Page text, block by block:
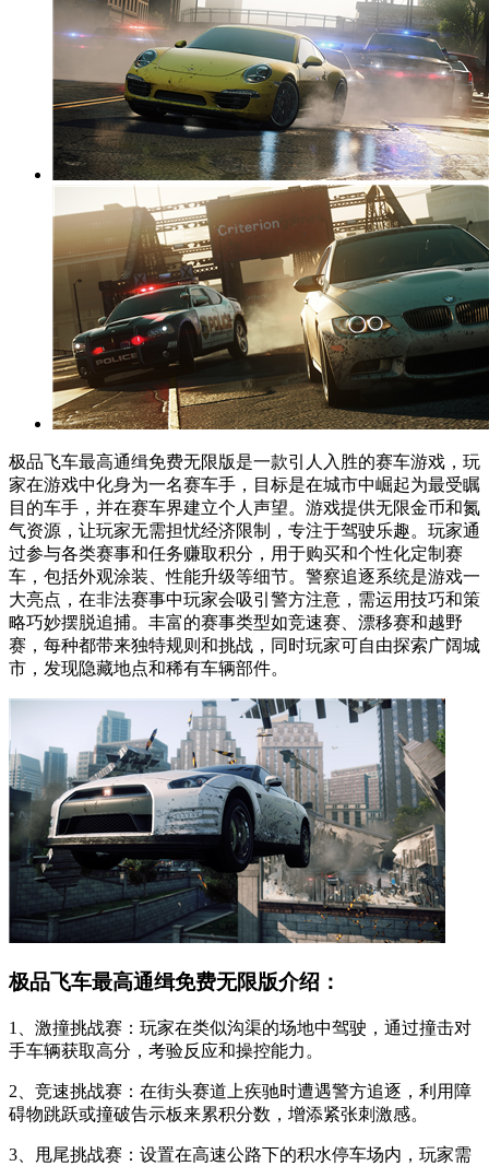
极品飞车最高通缉免费无限版是一款引人入胜的赛车游戏，玩
家在游戏中化身为一名赛车手，目标是在城市中崛起为最受瞩
目的车手，并在赛车界建立个人声望。游戏提供无限金币和氮
气资源，让玩家无需担忧经济限制，专注于驾驶乐趣。玩家通
过参与各类赛事和任务赚取积分，用于购买和个性化定制赛
车，包括外观涂装、性能升级等细节。警察追逐系统是游戏一
大亮点，在非法赛事中玩家会吸引警方注意，需运用技巧和策
略巧妙摆脱追捕。丰富的赛事类型如竞速赛、漂移赛和越野
赛，每种都带来独特规则和挑战，同时玩家可自由探索广阔城
市，发现隐藏地点和稀有车辆部件。
极品飞车最高通缉免费无限版介绍：
1、激撞挑战赛：玩家在类似沟渠的场地中驾驶，通过撞击对
手车辆获取高分，考验反应和操控能力。
2、竞速挑战赛：在街头赛道上疾驰时遭遇警方追逐，利用障
碍物跳跃或撞破告示板来累积分数，增添紧张刺激感。
3、甩尾挑战赛：设置在高速公路下的积水停车场内，玩家需